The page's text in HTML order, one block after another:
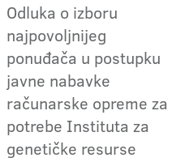
Odluka o izboru
najpovoljnijeg
ponuđača u postupku
javne nabavke
računarske opreme za
potrebe Instituta za
genetičke resurse